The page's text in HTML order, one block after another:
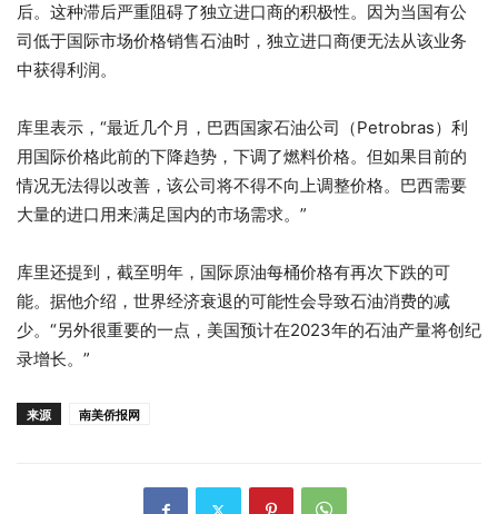
后。这种滞后严重阻碍了独立进口商的积极性。因为当国有公
司低于国际市场价格销售石油时，独立进口商便无法从该业务
中获得利润。
库里表示，“最近几个月，巴西国家石油公司（Petrobras）利
用国际价格此前的下降趋势，下调了燃料价格。但如果目前的
情况无法得以改善，该公司将不得不向上调整价格。巴西需要
大量的进口用来满足国内的市场需求。”
库里还提到，截至明年，国际原油每桶价格有再次下跌的可
能。据他介绍，世界经济衰退的可能性会导致石油消费的减
少。“另外很重要的一点，美国预计在2023年的石油产量将创纪
录增长。”
来源 南美侨报网